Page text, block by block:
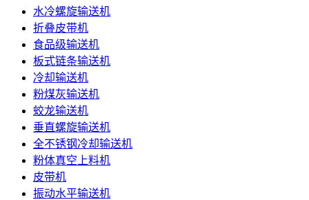
水冷螺旋输送机
折叠皮带机
食品级输送机
板式链条输送机
冷却输送机
粉煤灰输送机
蛟龙输送机
垂直螺旋输送机
全不锈钢冷却输送机
粉体真空上料机
皮带机
振动水平输送机